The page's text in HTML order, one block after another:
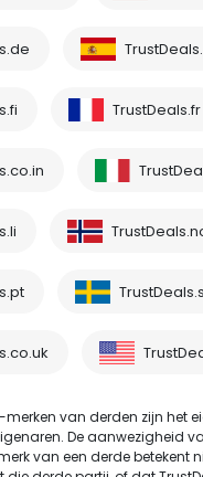
TrustDeals.fr
van derden zijn het
De aanwezigheid
van een derde betekent